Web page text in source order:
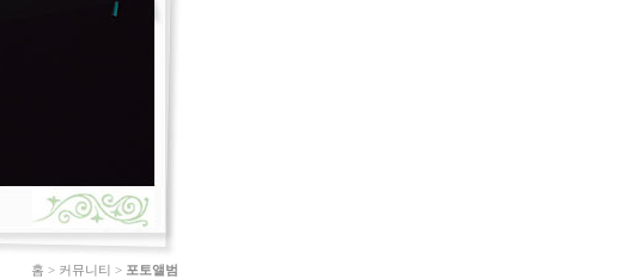
홈 > 커뮤니티 > 포토앨범